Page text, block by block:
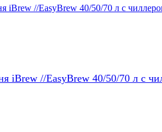
iBrew //EasyBrew 40/50/70 л с